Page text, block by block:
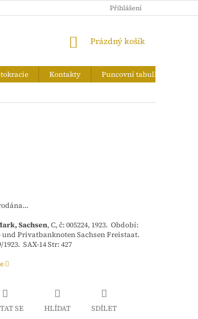
Přihlášení
NÁKUPNÍ
Prázdný košík
Kontakty Puncovní tabulka
Sachsen, C, č: 005224, 1923. Období:
und Privatbanknoten Sachsen Freistaat.
SAX-14 Str: 427
SE HLÍDAT SDÍLET